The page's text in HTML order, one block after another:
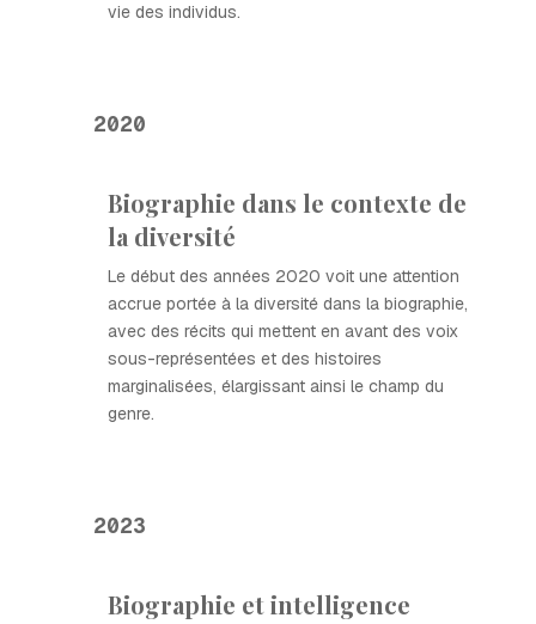
vie des individus.
2020
Biographie dans le contexte de
la diversité
Le début des années 2020 voit une attention
accrue portée à la diversité dans la biographie,
avec des récits qui mettent en avant des voix
sous-représentées et des histoires
marginalisées, élargissant ainsi le champ du
genre.
2023
Biographie et intelligence